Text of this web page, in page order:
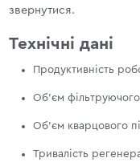
звернутися.
Технічні дані
Продуктивність
Об'єм
Об'єм кварцового
Тривалість